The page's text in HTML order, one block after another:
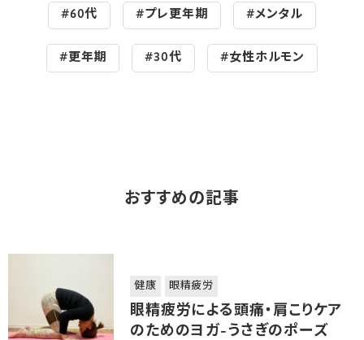
#60代 #プレ更年期 #メンタル
#更年期 #30代 #女性ホルモン
おすすめの記事
健康 眼精疲労
眼精疲労による頭痛・肩こりケア
のためのヨガ-うさぎのポーズ